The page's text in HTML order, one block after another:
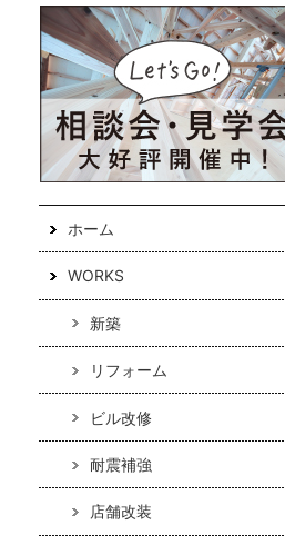
ホーム
WORKS
新築
リフォーム
ビル改修
耐震補強
店舗改装